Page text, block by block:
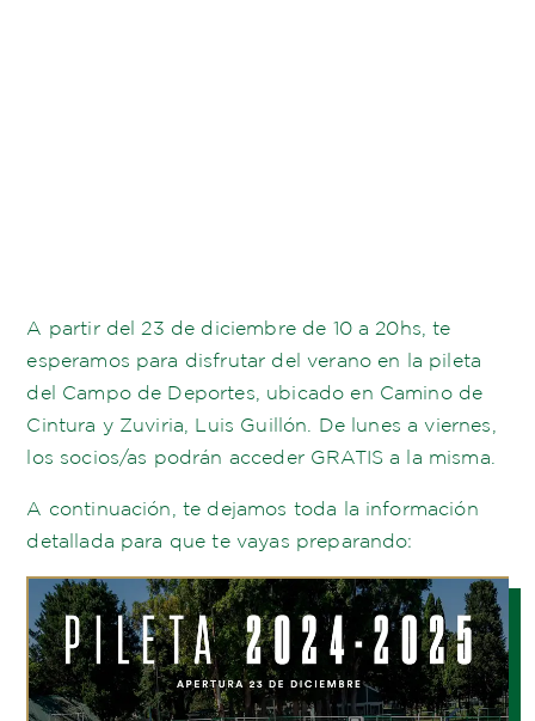
A partir del 23 de diciembre de 10 a 20hs, te
esperamos para disfrutar del verano en la pileta
del Campo de Deportes, ubicado en Camino de
Cintura y Zuviria, Luis Guillón. De lunes a viernes,
los socios/as podrán acceder GRATIS a la misma.
A continuación, te dejamos toda la información
detallada para que te vayas preparando: